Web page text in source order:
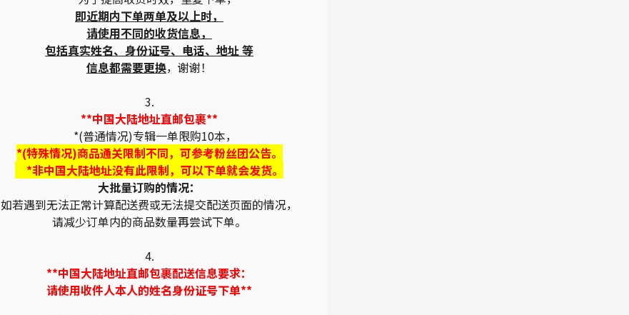
即近期内下单两单及以上时，
请使用不同的收货信息，
包括真实姓名、身份证号、电话、地址 等
信息都需要更换，谢谢！
3.
**中国大陆地址直邮包裹**
*(普通情况)专辑一单限购10本，
*(特殊情况)商品通关限制不同，可参考粉丝团公告。
*非中国大陆地址没有此限制，可以下单就会发货。
大批量订购的情况：
如若遇到无法正常计算配送费或无法提交配送页面的情况，
请减少订单内的商品数量再尝试下单。
4.
**中国大陆地址直邮包裹配送信息要求：
请使用收件人本人的姓名身份证号下单**